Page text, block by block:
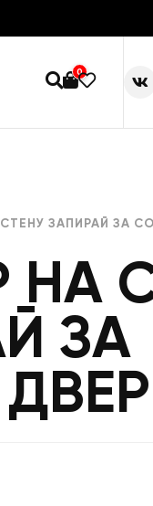
0
ЗАПИРАЙ ЗА
НА
ЗА